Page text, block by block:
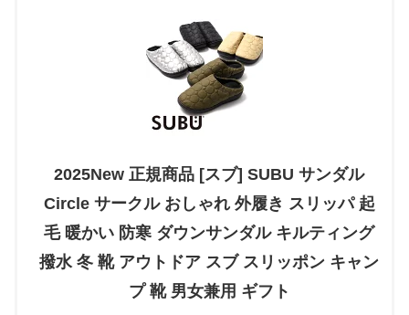
2025New 正規商品 [スブ] SUBU サンダル
Circle サークル おしゃれ 外履き スリッパ 起
毛 暖かい 防寒 ダウンサンダル キルティング
撥水 冬 靴 アウトドア スブ スリッポン キャン
プ 靴 男女兼用 ギフト